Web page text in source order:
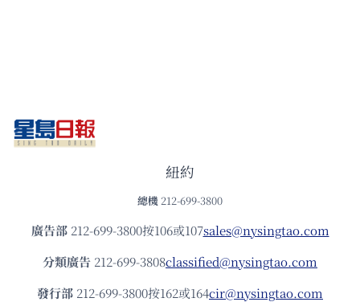
紐約
總機 212-699-3800
廣告部212-699-3800按106或107sales@nysingtao.com
分類廣告 212-699-3808classified@nysingtao.com
發⾏部 212-699-3800按162或164cir@nysingtao.com